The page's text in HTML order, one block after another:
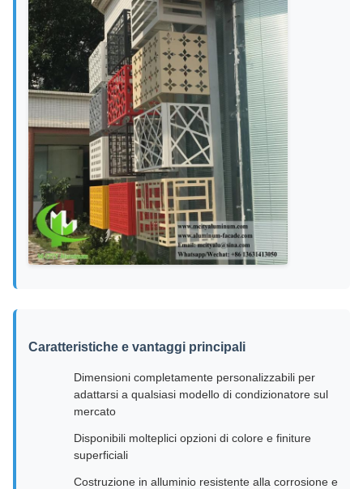
Caratteristiche e vantaggi principali
Dimensioni completamente personalizzabili per
adattarsi a qualsiasi modello di condizionatore sul
mercato
Disponibili molteplici opzioni di colore e finiture
superficiali
Costruzione in alluminio resistente alla corrosione e